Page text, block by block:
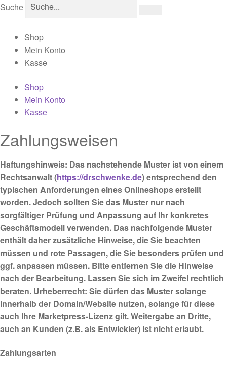
Suche
Shop
Mein Konto
Kasse
Shop
Mein Konto
Kasse
Zahlungsweisen
Haftungshinweis: Das nachstehende Muster ist von einem
Rechtsanwalt (https://drschwenke.de) entsprechend den
typischen Anforderungen eines Onlineshops erstellt
worden. Jedoch sollten Sie das Muster nur nach
sorgfältiger Prüfung und Anpassung auf Ihr konkretes
Geschäftsmodell verwenden. Das nachfolgende Muster
enthält daher zusätzliche Hinweise, die Sie beachten
müssen und rote Passagen, die Sie besonders prüfen und
ggf. anpassen müssen. Bitte entfernen Sie die Hinweise
nach der Bearbeitung. Lassen Sie sich im Zweifel rechtlich
beraten. Urheberrecht: Sie dürfen das Muster solange
innerhalb der Domain/Website nutzen, solange für diese
auch Ihre Marketpress-Lizenz gilt. Weitergabe an Dritte,
auch an Kunden (z.B. als Entwickler) ist nicht erlaubt.
Zahlungsarten